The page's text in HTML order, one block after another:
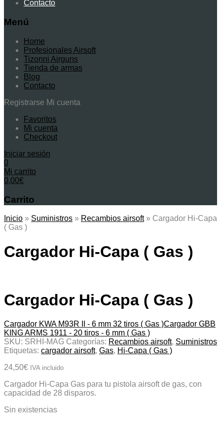
Contacto
Menú
Home
Profesionales Airsoft
Tizonni Airguns
Tienda de armas
Blog
Contacto
Registrarse Mi cuenta
Favoritos
Mi cuenta
Checkout
Iniciar sesión
0
Mi carrito
0,00€
Carrito
Inicio » Suministros » Recambios airsoft» Cargador Hi-Capa
( Gas )
Cargador Hi-Capa ( Gas )
Cargador Hi-Capa ( Gas )
Cargador KWA M93R II - 6 mm 32 tiros ( Gas )Cargador GBB
KING ARMS 1911 - 20 tiros - 6 mm ( Gas )
SKU: SRHI-MAG Categorías: Recambios airsoft, Suministros
Etiquetas: cargador airsoft, Gas, Hi-Capa ( Gas )
24,50€ IVA incluido
Cargador Hi-Capa Gas para tu pistola airsoft de gas, con
capacidad de 28 disparos.
Sin existencias